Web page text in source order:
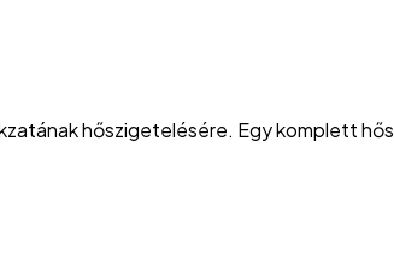
hőszigetelésére. Egy komplett